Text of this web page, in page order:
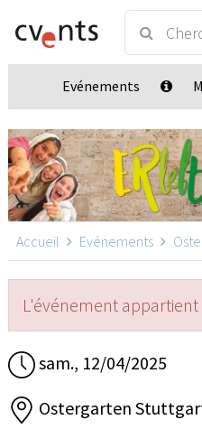
Evénements
Accueil Evénements
L'événement appartient
sam., 12/04/2025
Ostergarten